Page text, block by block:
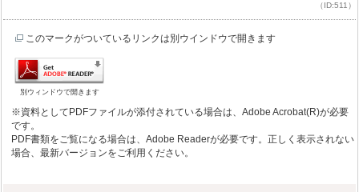
（ID:511）
このマークがついているリンクは別ウインドウで開きます
別ウィンドウで開きます
※資料としてPDFファイルが添付されている場合は、Adobe Acrobat(R)が必要
です。
PDF書類をご覧になる場合は、Adobe Readerが必要です。正しく表示されない
場合、最新バージョンをご利用ください。